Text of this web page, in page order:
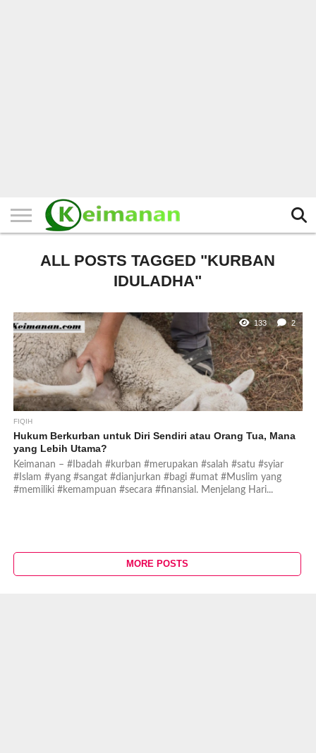
ALL POSTS TAGGED "KURBAN
IDULADHA"
133 2
FIQIH
Hukum Berkurban untuk Diri Sendiri atau Orang Tua, Mana
yang Lebih Utama?
Keimanan – #Ibadah #kurban #merupakan #salah #satu #syiar
#Islam #yang #sangat #dianjurkan #bagi #umat #Muslim yang
#memiliki #kemampuan #secara #finansial. Menjelang Hari...
MORE POSTS